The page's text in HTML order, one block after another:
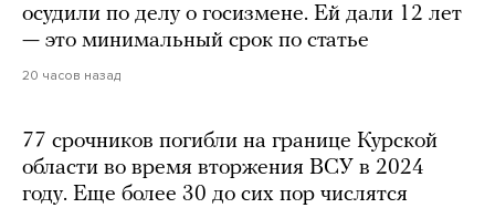
осудили по делу о госизмене. Ей дали 12 лет
— это минимальный срок по статье
20 часов назад
77 срочников погибли на границе Курской
области во время вторжения ВСУ в 2024
году. Еще более 30 до сих пор числятся